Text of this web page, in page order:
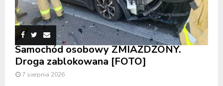
Samochód osobowy ZMIAŻDŻONY.
Droga zablokowana [FOTO]
7 sierpnia 2026